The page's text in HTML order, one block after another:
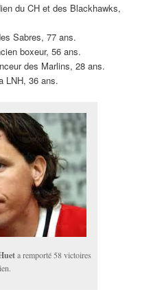
du CH et des Blackhawks,
Sabres, 77 ans.
boxeur, 56 ans.
des Marlins, 28 ans.
LNH, 36 ans.
a remporté 58 victoires